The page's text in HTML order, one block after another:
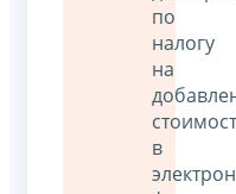
по
налогу
на
в